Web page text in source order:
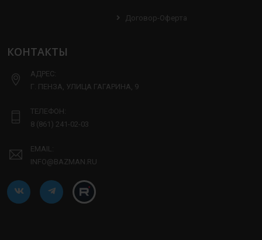
Договор-Оферта
КОНТАКТЫ
АДРЕС:
Г. ПЕНЗА, УЛИЦА ГАГАРИНА, 9
ТЕЛЕФОН:
8 (861) 241-02-03
EMAIL:
INFO@BAZMAN.RU